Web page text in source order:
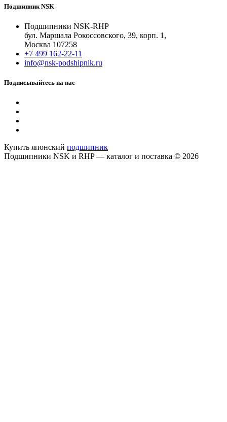
Подшипник NSK
Подшипники NSK-RHP
бул. Маршала Рокоссовского, 39, корп. 1,
Москва 107258
+7 499 162-22-11
info@nsk-podshipnik.ru
Подписывайтесь на нас
Купить японский подшипник
Подшипники NSK и RHP — каталог и поставка © 2026